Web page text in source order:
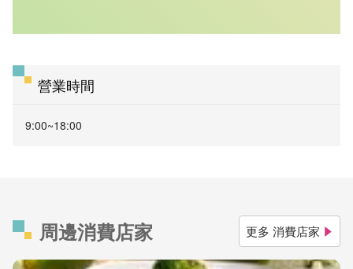
營業時間
9:00~18:00
周邊消費店家 更多 消費店家